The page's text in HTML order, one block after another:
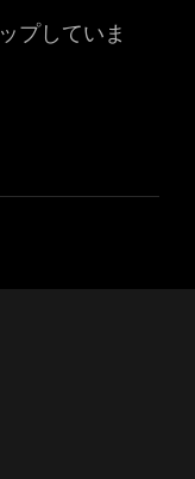
プしていま